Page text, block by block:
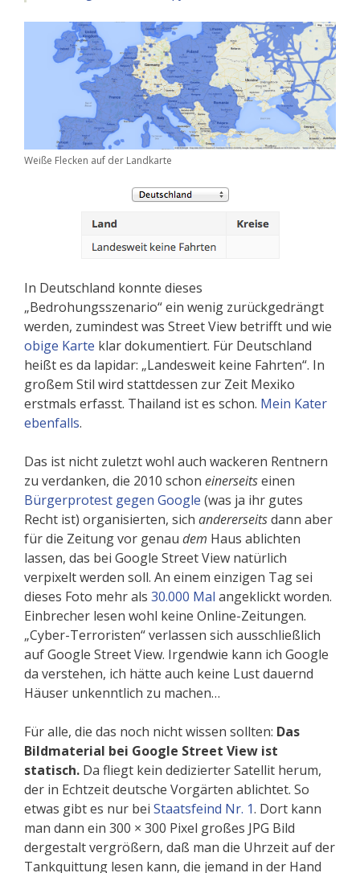
Weiße Flecken auf der Landkarte
In Deutschland konnte dieses
„Bedrohungsszenario“ ein wenig zurückgedrängt
werden, zumindest was Street View betrifft und wie
obige Karte klar dokumentiert. Für Deutschland
heißt es da lapidar: „Landesweit keine Fahrten“. In
großem Stil wird stattdessen zur Zeit Mexiko
erstmals erfasst. Thailand ist es schon. Mein Kater
ebenfalls.
Das ist nicht zuletzt wohl auch wackeren Rentnern
zu verdanken, die 2010 schon einerseitseinen
Bürgerprotest gegen Google (was ja ihr gutes
Recht ist) organisierten, sich andererseitsdann aber
für die Zeitung vor genau dem Haus ablichten
lassen, das bei Google Street View natürlich
verpixelt werden soll. An einem einzigen Tag sei
dieses Foto mehr als 30.000 Mal angeklickt worden.
Einbrecher lesen wohl keine Online-Zeitungen.
„Cyber-Terroristen“ verlassen sich ausschließlich
auf Google Street View. Irgendwie kann ich Google
da verstehen, ich hätte auch keine Lust dauernd
Häuser unkenntlich zu machen…
Für alle, die das noch nicht wissen sollten: Das
Bildmaterial bei Google Street View ist
statisch. Da fliegt kein dedizierter Satellit herum,
der in Echtzeit deutsche Vorgärten ablichtet. So
etwas gibt es nur bei Staatsfeind Nr. 1. Dort kann
man dann ein 300 × 300 Pixel großes JPG Bild
dergestalt vergrößern, daß man die Uhrzeit auf der
Tankquittung lesen kann, die jemand in der Hand